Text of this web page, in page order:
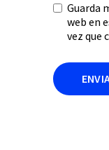
Guarda
web en
vez que